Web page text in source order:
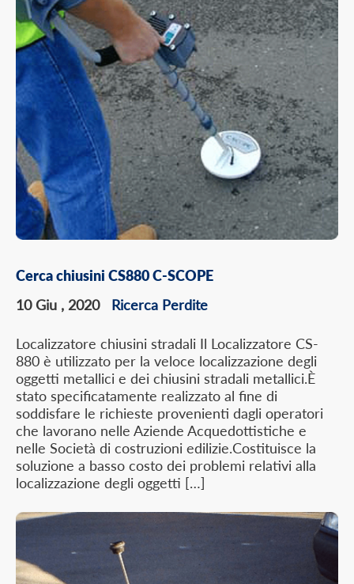
Cerca chiusini CS880 C-SCOPE
10 Giu , 2020 Ricerca Perdite
Localizzatore chiusini stradali Il Localizzatore CS-
880 è utilizzato per la veloce localizzazione degli
oggetti metallici e dei chiusini stradali metallici.È
stato specificatamente realizzato al fine di
soddisfare le richieste provenienti dagli operatori
che lavorano nelle Aziende Acquedottistiche e
nelle Società di costruzioni edilizie.Costituisce la
soluzione a basso costo dei problemi relativi alla
localizzazione degli oggetti […]